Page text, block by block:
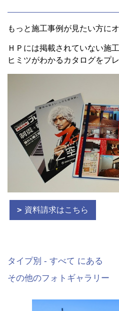
もっと施工事例が見たい方に
ＨＰには掲載されていない施
ヒミツがわかるカタログをプ
資料請求はこちら
タイプ別 - すべて にある
その他のフォトギャラリー